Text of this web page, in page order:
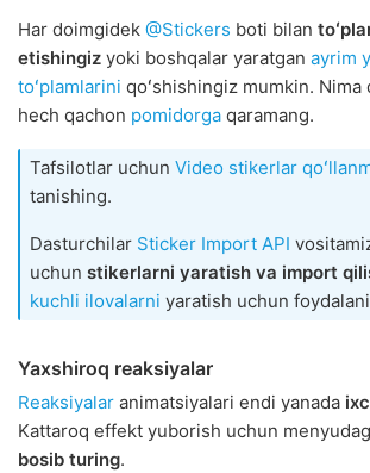
Har doimgidek @Stickers boti bilan
etishingiz yoki boshqalar yaratgan ayrim
toʻplamlarini qoʻshishingiz mumkin. Nima
hech qachon pomidorga qaramang.
Tafsilotlar uchun Video stikerlar
tanishing.
Dasturchilar Sticker Import API
uchun stikerlarni yaratish va import
kuchli ilovalarni yaratish uchun
Yaxshiroq reaksiyalar
Reaksiyalar animatsiyalari endi yanada
Kattaroq effekt yuborish uchun
bosib turing.